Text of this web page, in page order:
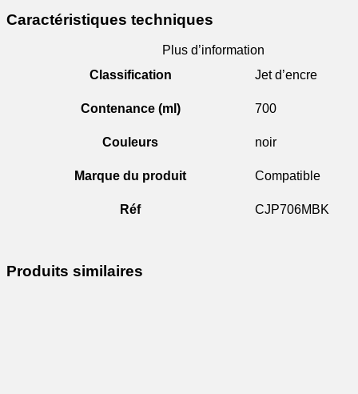
Caractéristiques techniques
Plus d’information
Classification
Jet d’encre
Contenance (ml) 700
Couleurs noir
Marque du produit Compatible
Réf CJP706MBK
Produits similaires